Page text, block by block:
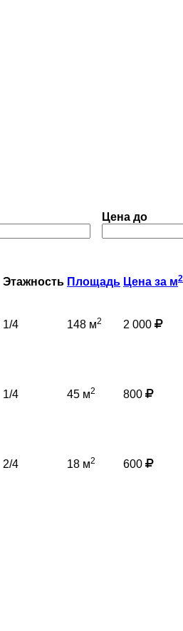
Цена до
Этажность Площадь Цена за м2
1/4 148 м2 2 000
1/4 45 м2 800
2/4 18 м2 600